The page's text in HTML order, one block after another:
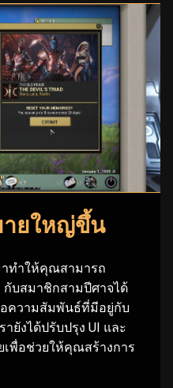
ายใหญ่ขึ้น
าทำให้คุณสามารถ
บสมาชิกสามปีศาจได้
ความสัมพันธ์ที่มีอยู่กับ
ยังได้ปรับปรุง UI และ
พื่อช่วยให้คุณสร้างการ